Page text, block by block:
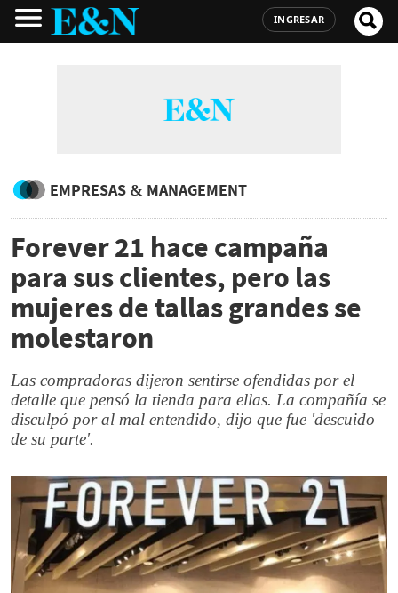
INGRESAR
EMPRESAS & MANAGEMENT
Forever 21 hace campaña
para sus clientes, pero las
mujeres de tallas grandes se
molestaron
Las compradoras dijeron sentirse ofendidas por el
detalle que pensó la tienda para ellas. La compañía se
disculpó por al mal entendido, dijo que fue 'descuido
de su parte'.